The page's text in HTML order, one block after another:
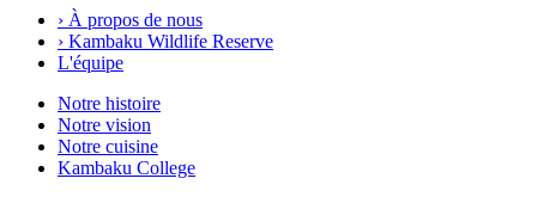
› À propos de nous
› Kambaku Wildlife Reserve
L'équipe
Notre histoire
Notre vision
Notre cuisine
Kambaku College